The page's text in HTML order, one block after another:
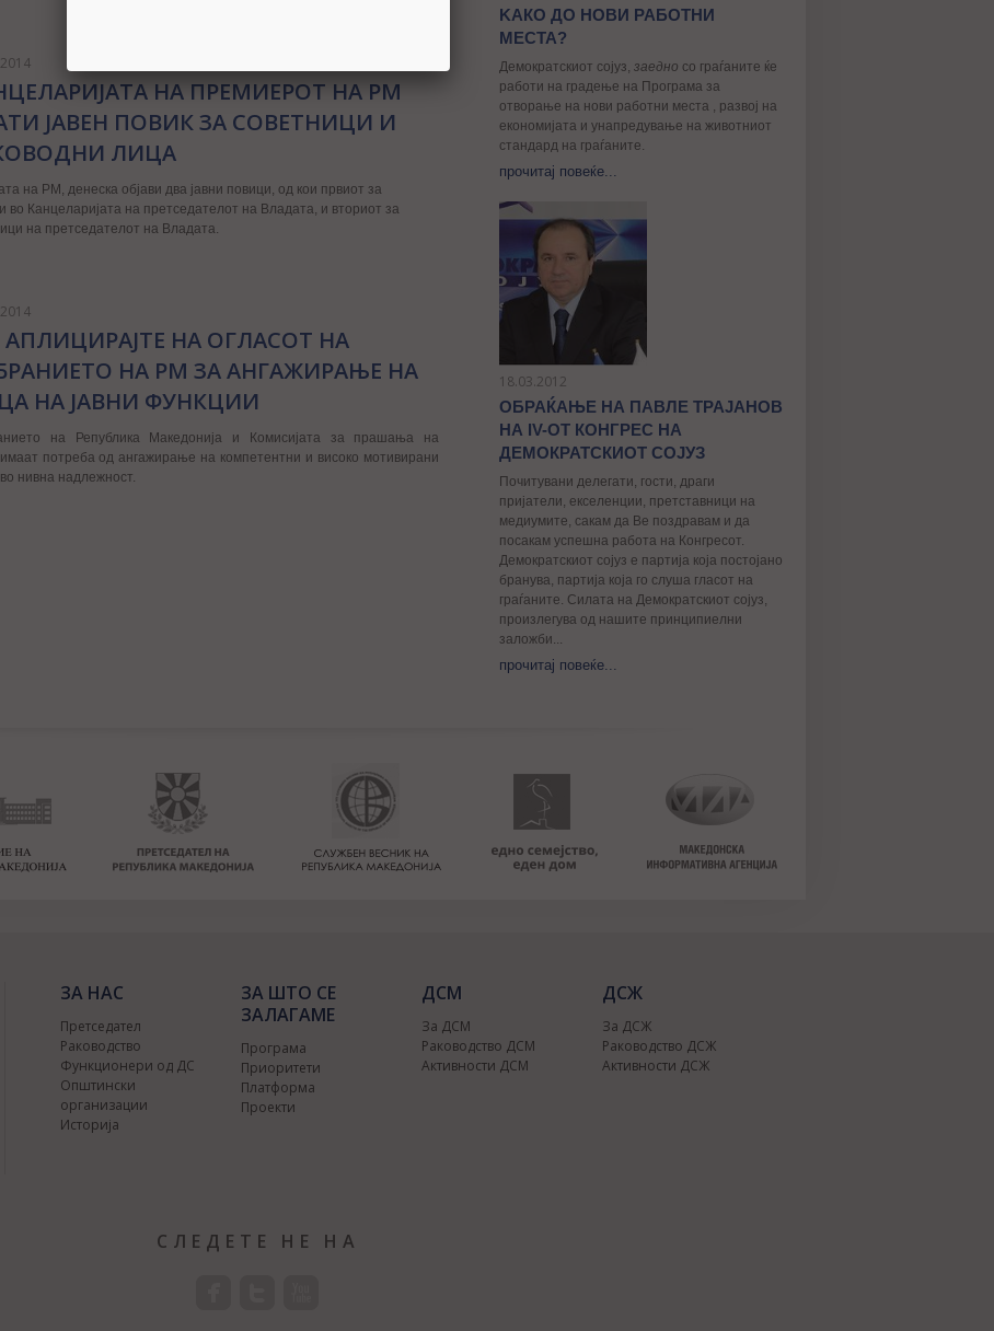
НА ПРЕМИЕРОТ НА РМ
ЈАВЕН ПОВИК ЗА СОВЕТНИЦИ И
ЛИЦА
на РМ, денеска објави два јавни повици, од кои првиот за
Канцеларијата на претседателот на Владата, и вториот за
на претседателот на Владата.
АПЛИЦИРАЈТЕ НА ОГЛАСОТ НА
НА РМ ЗА АНГАЖИРАЊЕ НА
НА ЈАВНИ ФУНКЦИИ
на Република Македонија и Комисијата за прашања на
потреба од ангажирање на компетентни и високо мотивирани
нивна надлежност.
KАКО ДО НОВИ РАБОТНИ
МЕСТА?
Демократскиот сојуз, заедно со граѓаните ќе
работи на градење на Програма за
отворање на нови работни места , развој на
економијата и унапредување на животниот
стандард на граѓаните.
прочитај повеќе...
18.03.2012
ОБРАЌАЊЕ НА ПАВЛЕ ТРАЈАНОВ
НА IV-ОТ КОНГРЕС НА
ДЕМОКРАТСКИОТ СОЈУЗ
Почитувани делегати, гости, драги
пријатели, екселенции, претставници на
медиумите, сакам да Ве поздравам и да
посакам успешна работа на Конгресот.
Демократскиот сојуз е партија која постојано
бранува, партија која го слуша гласот на
граѓаните. Силата на Демократскиот сојуз,
произлегува од нашите принципиелни
заложби...
прочитај повеќе...
ЗА НАС
Претседател
Раководство
Функционери од ДС
Општински
организации
Историја
ЗА ШТО СЕ
ЗАЛАГАМЕ
Програма
Приоритети
Платформа
Проекти
ДСМ
За ДСМ
Раководство ДСМ
Активности ДСМ
ДСЖ
За ДСЖ
Раководство ДСЖ
Активности ДСЖ
СЛЕДЕТЕ НЕ НА